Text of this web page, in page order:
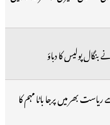
بنگال پولیس کا دباؤ
بھر میں پرجا باٹا مہم کا